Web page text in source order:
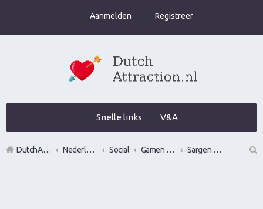
Aanmelden Registreer
Snelle links V&A
DutchAttraction.nl Nederlands grootste Dutch Attraction, Lifestyle, Vrouwen versieren en Pick-Up (PUA) Forum Social Gamen en vrouwen versieren in de praktijk (Infield)
Sargen in of vrouwen versieren op locatie in?